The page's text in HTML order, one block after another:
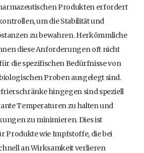
Produkten erfordert
um die Stabilität und
zu bewahren. Herkömmliche
diese Anforderungen oft nicht
die spezifischen Bedürfnisse von
Proben ausgelegt sind.
hingegen sind speziell
Temperaturen zu halten und
zu minimieren. Dies ist
Produkte wie Impfstoffe, die bei
an Wirksamkeit verlieren